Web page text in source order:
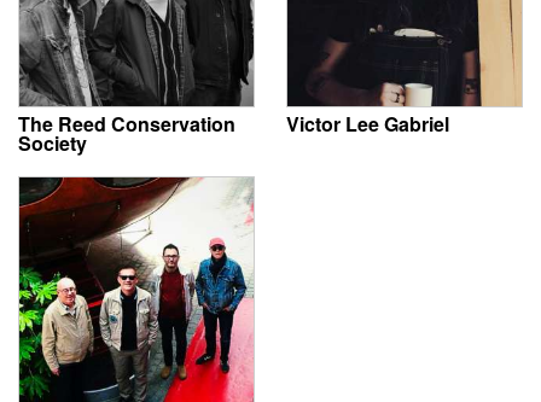
The Reed Conservation
Society
Victor Lee Gabriel